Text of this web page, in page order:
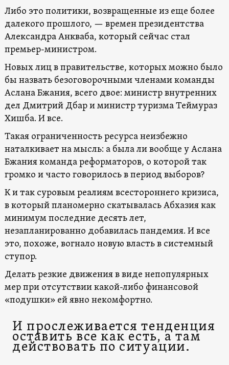
Либо это политики, возвращенные из еще более
далекого прошлого, — времен президентства
Александра Анкваба, который сейчас стал
премьер-министром.
Новых лиц в правительстве, которых можно было
бы назвать безоговорочными членами команды
Аслана Бжания, всего двое: министр внутренних
дел Дмитрий Дбар и министр туризма Теймураз
Хишба. И все.
Такая ограниченность ресурса неизбежно
наталкивает на мысль: а была ли вообще у Аслана
Бжания команда реформаторов, о которой так
громко и часто говорилось в период выборов?
К и так суровым реалиям всестороннего кризиса,
в который планомерно скатывалась Абхазия как
минимум последние десять лет,
незапланированно добавилась пандемия. И все
это, похоже, вогнало новую власть в системный
ступор.
Делать резкие движения в виде непопулярных
мер при отсутствии какой-либо финансовой
«подушки» ей явно некомфортно.
И прослеживается тенденция
оставить все как есть, а там
действовать по ситуации.